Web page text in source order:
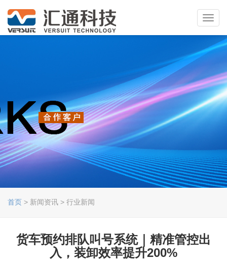
首页 > 新闻资讯 > 行业新闻
货车预约排队叫号系统｜精准管控出
入，装卸效率提升200%